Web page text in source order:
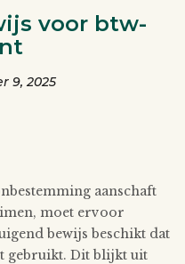
voor btw-
9, 2025
aanschaft
moet ervoor
bewijs beschikt dat
gebruikt. Dit blijkt uit